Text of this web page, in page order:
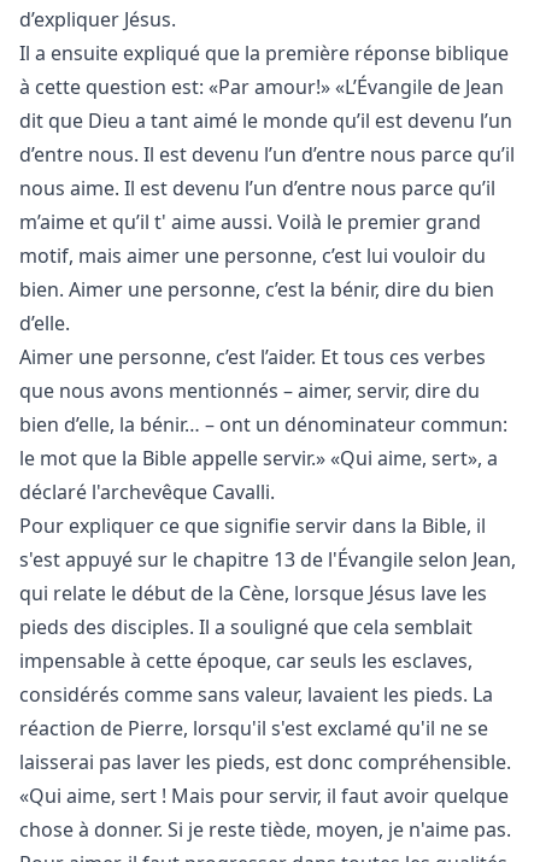
d’expliquer Jésus.
Il a ensuite expliqué que la première réponse biblique
à cette question est: «Par amour!» «L’Évangile de Jean
dit que Dieu a tant aimé le monde qu’il est devenu l’un
d’entre nous. Il est devenu l’un d’entre nous parce qu’il
nous aime. Il est devenu l’un d’entre nous parce qu’il
m’aime et qu’il t' aime aussi. Voilà le premier grand
motif, mais aimer une personne, c’est lui vouloir du
bien. Aimer une personne, c’est la bénir, dire du bien
d’elle.
Aimer une personne, c’est l’aider. Et tous ces verbes
que nous avons mentionnés – aimer, servir, dire du
bien d’elle, la bénir… – ont un dénominateur commun:
le mot que la Bible appelle servir.» «Qui aime, sert», a
déclaré l'archevêque Cavalli.
Pour expliquer ce que signifie servir dans la Bible, il
s'est appuyé sur le chapitre 13 de l'Évangile selon Jean,
qui relate le début de la Cène, lorsque Jésus lave les
pieds des disciples. Il a souligné que cela semblait
impensable à cette époque, car seuls les esclaves,
considérés comme sans valeur, lavaient les pieds. La
réaction de Pierre, lorsqu'il s'est exclamé qu'il ne se
laisserai pas laver les pieds, est donc compréhensible.
«Qui aime, sert ! Mais pour servir, il faut avoir quelque
chose à donner. Si je reste tiède, moyen, je n'aime pas.